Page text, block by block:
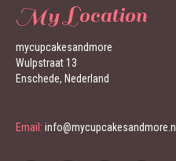
My Location
mycupcakesandmore
Wulpstraat 13
Enschede, Nederland
Email: info@mycupcakesandmore.nl